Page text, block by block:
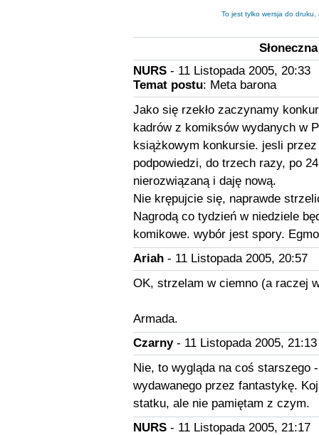
To jest tylko wersja do druku,
NURS- 11 Listopada 2005, 20:33
Temat postu: Meta barona
Jako się rzekło zaczynamy
kadrów z komiksów wydanych w
książkowym konkursie. jesli
podpowiedzi, do trzech razy, po
nierozwiązaną i daję nową.
Nie krępujcie się, naprawde
Nagrodą co tydzień w niedziele
komikowe. wybór jest spory.
Ariah- 11 Listopada 2005, 20:57
OK, strzelam w ciemno (a raczej
Armada.
Czarny- 11 Listopada 2005, 21:13
Nie, to wygląda na coś starszego
wydawanego przez fantastykę.
statku, ale nie pamiętam z czym.
NURS- 11 Listopada 2005, 21:17